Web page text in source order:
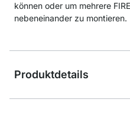
können oder um mehrere
nebeneinander zu montieren.
Produktdetails